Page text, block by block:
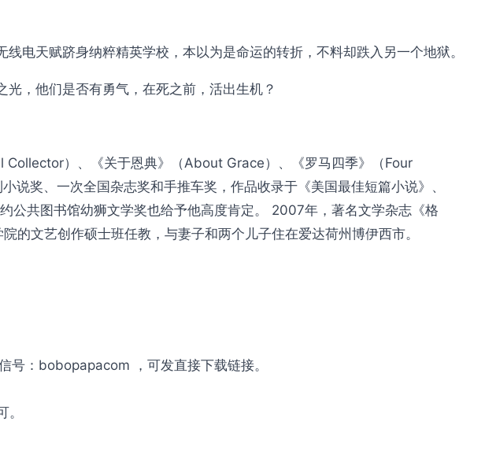
电天赋跻身纳粹精英学校，本以为是命运的转折，不料却跌入另一个地狱。
，他们是否有勇气，在死之前，活出生机？
）、《关于恩典》（About Grace）、《罗马四季》（Four
奖、一次全国杂志奖和手推车奖，作品收录于《美国最佳短篇小说》、
公共图书馆幼狮文学奖也给予他高度肯定。 2007年，著名文学杂志《格
的文艺创作硕士班任教，与妻子和两个儿子住在爱达荷州博伊西市。
：bobopapacom ，可发直接下载链接。